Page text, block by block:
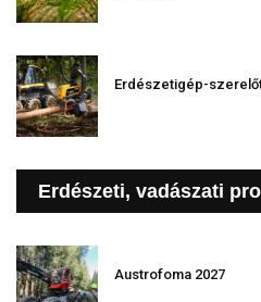
Erdészetigép-
Erdészeti, vadászati
Austrofoma 2027